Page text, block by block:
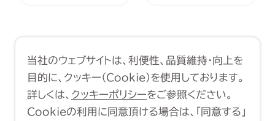
Copyright (C) 1998-2026 Yasui
Architects & Engineers, Inc.
当社のウェブサイトは、利便性、品質維持・向上を
目的に、クッキー（Cookie）を使用しております。
詳しくは、 クッキーポリシーをご参照ください。
Cookieの利用に同意頂ける場合は、「同意する」